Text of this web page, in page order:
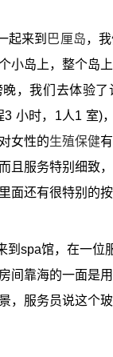
来到 巴厘岛，
小岛上，整个岛
，我们去体验
小时，1人1 室)
女性的生殖保健
且服务特别细致
面还有很特别的按
spa馆，在一位
间靠海的一面是
，服务员说这个